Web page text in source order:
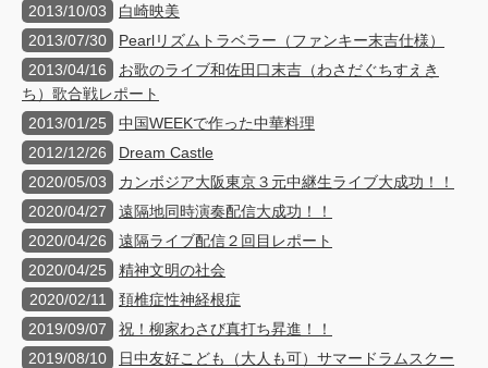
2013/10/03
白崎映美
2013/07/30
Pearlリズムトラベラー（ファンキー末吉仕様）
2013/04/16
お歌のライブ和佐田口末吉（わさだぐちすえき
ち）歌合戦レポート
2013/01/25
中国WEEKで作った中華料理
2012/12/26
Dream Castle
2020/05/03
カンボジア大阪東京３元中継生ライブ大成功！！
2020/04/27
遠隔地同時演奏配信大成功！！
2020/04/26
遠隔ライブ配信２回目レポート
2020/04/25
精神文明の社会
2020/02/11
頚椎症性神経根症
2019/09/07
祝！柳家わさび真打ち昇進！！
2019/08/10
日中友好こども（大人も可）サマードラムスクー